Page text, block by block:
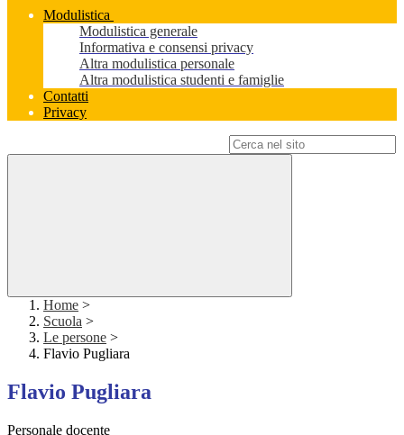
Modulistica
Modulistica generale
Informativa e consensi privacy
Altra modulistica personale
Altra modulistica studenti e famiglie
Contatti
Privacy
Home >
Scuola >
Le persone >
Flavio Pugliara
Flavio Pugliara
Personale docente